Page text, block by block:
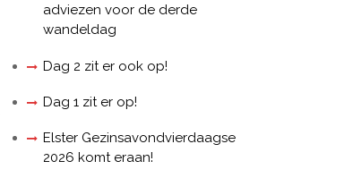
adviezen voor de derde
wandeldag
Dag 2 zit er ook op!
Dag 1 zit er op!
Elster Gezinsavondvierdaagse
2026 komt eraan!